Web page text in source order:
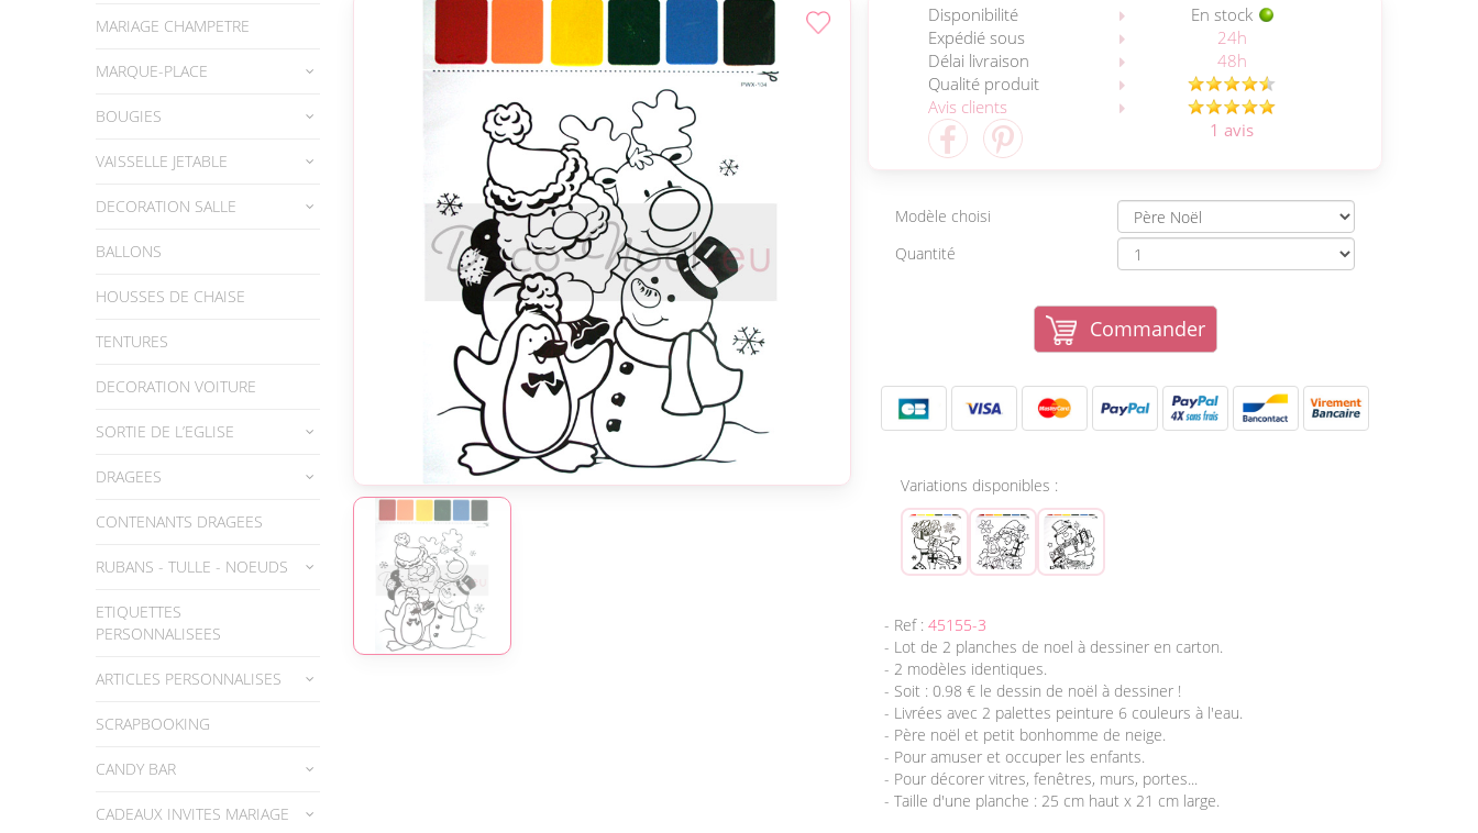
MARIAGE CHAMPETRE
MARQUE-PLACE
BOUGIES
VAISSELLE JETABLE
DECORATION SALLE
BALLONS
HOUSSES DE CHAISE
TENTURES
DECORATION VOITURE
SORTIE DE L’EGLISE
DRAGEES
CONTENANTS DRAGEES
RUBANS - TULLE - NOEUDS
ETIQUETTES
PERSONNALISEES
ARTICLES PERSONNALISES
SCRAPBOOKING
CANDY BAR
CADEAUX INVITES MARIAGE
Disponibilité
En stock
Expédié sous
24h
Délai livraison
48h
Qualité produit
Avis clients
1 avis
Modèle choisi
Quantité
Commander
Variations disponibles :
- Ref : 45155-3
- Lot de 2 planches de noel à dessiner en carton.
- 2 modèles identiques.
- Soit : 0.98 € le dessin de noël à dessiner !
- Livrées avec 2 palettes peinture 6 couleurs à l'eau.
- Père noël et petit bonhomme de neige.
- Pour amuser et occuper les enfants.
- Pour décorer vitres, fenêtres, murs, portes...
- Taille d'une planche : 25 cm haut x 21 cm large.